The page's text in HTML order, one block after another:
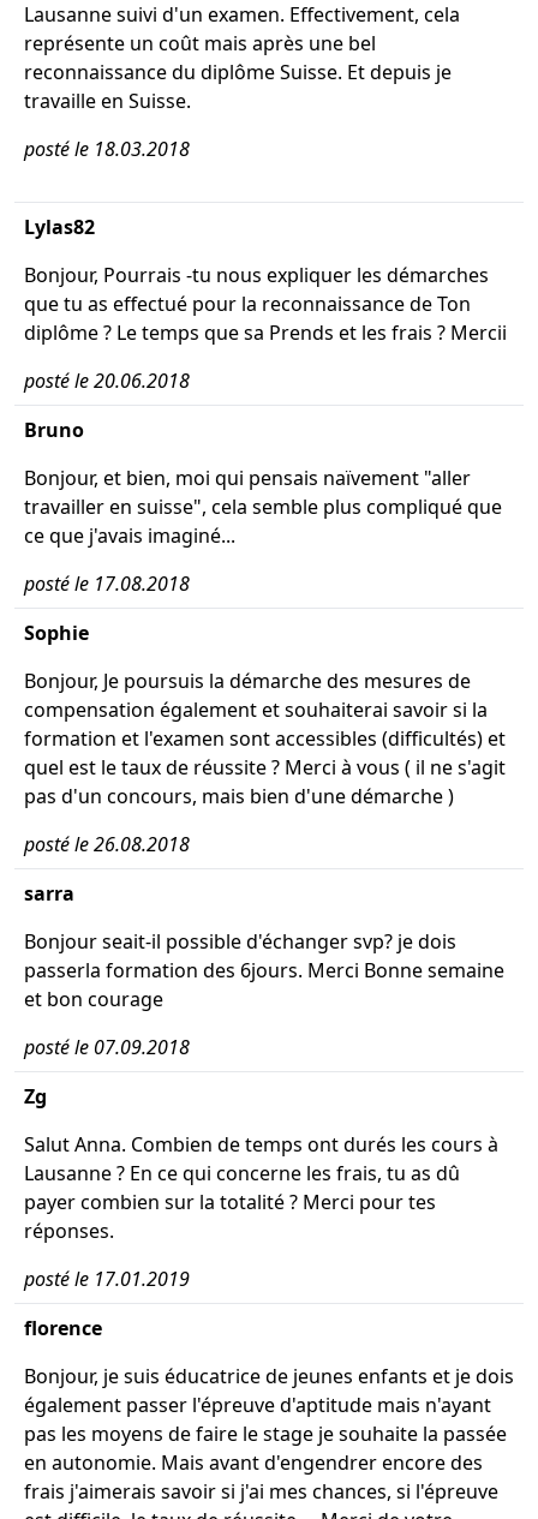
Lausanne suivi d'un examen. Effectivement, cela
représente un coût mais après une bel
reconnaissance du diplôme Suisse. Et depuis je
travaille en Suisse.
posté le 18.03.2018
Lylas82
Bonjour, Pourrais -tu nous expliquer les démarches
que tu as effectué pour la reconnaissance de Ton
diplôme ? Le temps que sa Prends et les frais ? Mercii
posté le 20.06.2018
Bruno
Bonjour, et bien, moi qui pensais naïvement "aller
travailler en suisse", cela semble plus compliqué que
ce que j'avais imaginé...
posté le 17.08.2018
Sophie
Bonjour, Je poursuis la démarche des mesures de
compensation également et souhaiterai savoir si la
formation et l'examen sont accessibles (difficultés) et
quel est le taux de réussite ? Merci à vous ( il ne s'agit
pas d'un concours, mais bien d'une démarche )
posté le 26.08.2018
sarra
Bonjour seait-il possible d'échanger svp? je dois
passerla formation des 6jours. Merci Bonne semaine
et bon courage
posté le 07.09.2018
Zg
Salut Anna. Combien de temps ont durés les cours à
Lausanne ? En ce qui concerne les frais, tu as dû
payer combien sur la totalité ? Merci pour tes
réponses.
posté le 17.01.2019
florence
Bonjour, je suis éducatrice de jeunes enfants et je dois
également passer l'épreuve d'aptitude mais n'ayant
pas les moyens de faire le stage je souhaite la passée
en autonomie. Mais avant d'engendrer encore des
frais j'aimerais savoir si j'ai mes chances, si l'épreuve